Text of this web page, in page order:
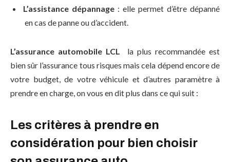
L’assistance dépannage : elle permet d’être dépanné
en cas de panne ou d’accident.
L’assurance automobile LCL
la plus recommandée est
bien sûr l’assurance tous risques mais cela dépend encore de
votre budget, de votre véhicule et d’autres paramètre à
prendre en charge, on vous en dit plus dans ce qui suit :
Les critères à prendre en
considération pour bien choisir